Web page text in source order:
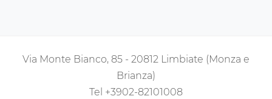
Via Monte Bianco, 85 - 20812 Limbiate (Monza e
Brianza)
Tel +3902-82101008